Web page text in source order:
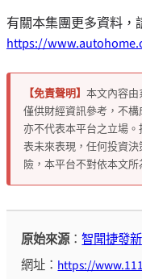
有關本集團更多資料，
https://
【免責聲明】 本文內容由
僅供財經資訊參考，不構
亦不代表本平台之立場
表未來表現，任何投資
險，本平台不對依本文
原始來源：智聞捷發
網址： https://